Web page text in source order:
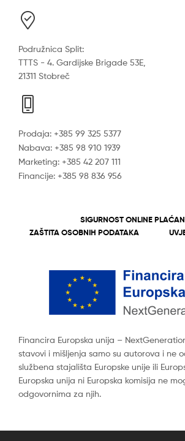
Podružnica Split:
TTTS - 4. Gardijske Brigade 53E,
21311 Stobreč
Prodaja: +385 99 325 5377
Nabava: +385 98 910 1939
Marketing: +385 42 207 111
Financije: +385 98 836 956
SIGURNOST ONLINE
ZAŠTITA OSOBNIH PODATAKA
Financira Europska unija –
stavovi i mišljenja samo su autorova i ne
službena stajališta Europske unije ili
Europska unija ni Europska komisija ne
odgovornima za njih.